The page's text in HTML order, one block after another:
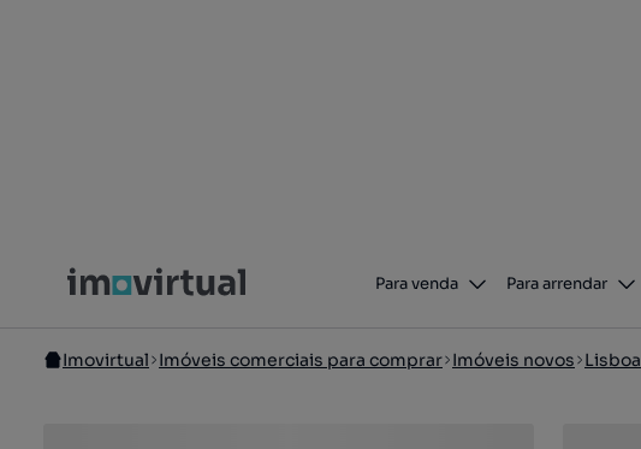
Para venda Para arrendar
Imovirtual Imóveis comerciais para comprar Imóveis novos Lisboa